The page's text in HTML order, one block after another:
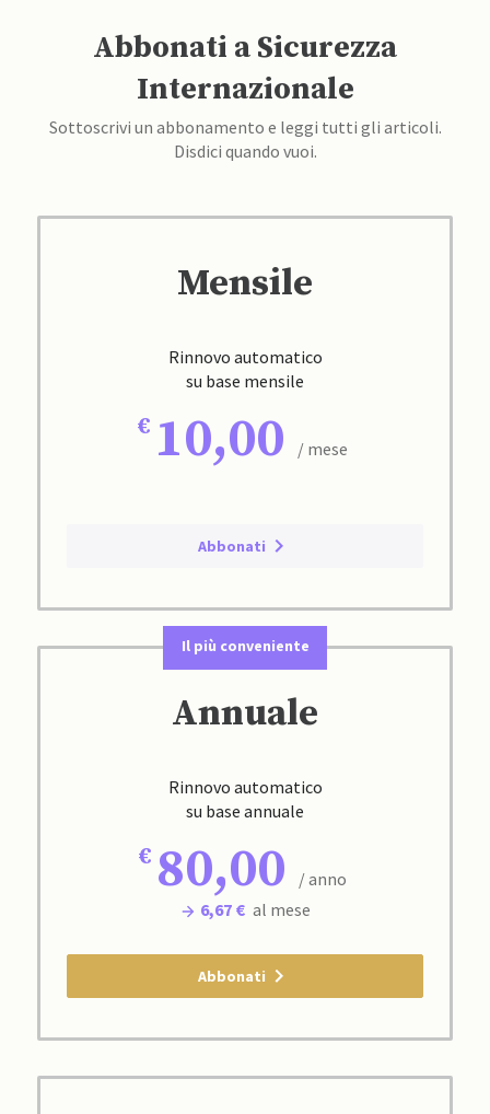
Abbonati a Sicurezza
Internazionale
Sottoscrivi un abbonamento e leggi tutti gli articoli.
Disdici quando vuoi.
Mensile
Rinnovo automatico
su base mensile
10,00 / mese
Abbonati
Il più conveniente
Annuale
Rinnovo automatico
su base annuale
80,00
/ anno
6,67 € al mese
Abbonati